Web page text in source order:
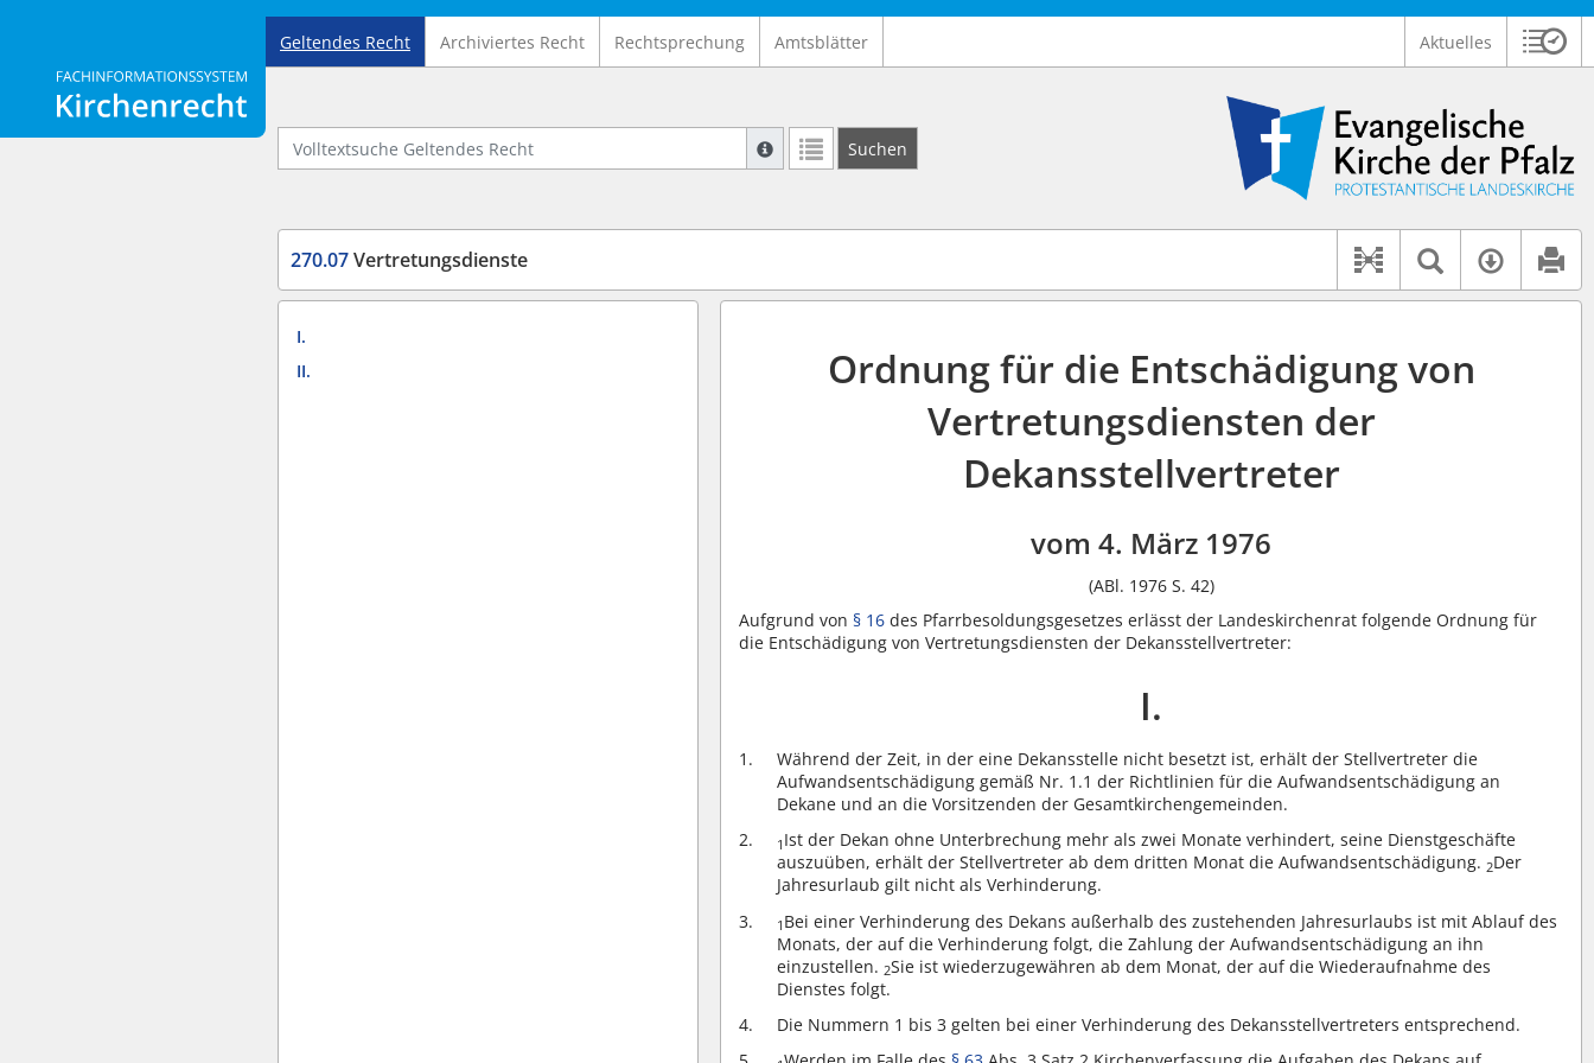
Logo Fachinformationssystem Kirchenrecht
Geltendes Recht Archiviertes Recht Rechtsprechung Amtsblätter Aktuelles
Volltextsuche Geltendes Recht
Suche mit Platzhalter "*", Bsp. Pfarrer*, findet auch: "Pfarrerinitiative" oder "Pfarrerausschuss".
Suchen
Logo Ev. Kirche der Pfalz
270.07Vertretungsdienste
Dokument-
Textsuche
I.
II.
Ordnung für die Entschädigung von
Vertretungsdiensten der
Dekansstellvertreter
vom 4. März 1976
(ABl. 1976 S. 42)
Aufgrund von § 16 des Pfarrbesoldungsgesetzes erlässt der Landeskirchenrat folgende Ordnung für
die Entschädigung von Vertretungsdiensten der Dekansstellvertreter:
I.
Während der Zeit, in der eine Dekansstelle nicht besetzt ist, erhält der Stellvertreter die
Aufwandsentschädigung gemäß Nr. 1.1 der Richtlinien für die Aufwandsentschädigung an
Dekane und an die Vorsitzenden der Gesamtkirchengemeinden.
1 Ist der Dekan ohne Unterbrechung mehr als zwei Monate verhindert, seine Dienstgeschäfte
auszuüben, erhält der Stellvertreter ab dem dritten Monat die Aufwandsentschädigung. 2Der
Jahresurlaub gilt nicht als Verhinderung.
1 Bei einer Verhinderung des Dekans außerhalb des zustehenden Jahresurlaubs ist mit Ablauf des
Monats, der auf die Verhinderung folgt, die Zahlung der Aufwandsentschädigung an ihn
einzustellen. 2Sie ist wiederzugewähren ab dem Monat, der auf die Wiederaufnahme des
Dienstes folgt.
Die Nummern 1 bis 3 gelten bei einer Verhinderung des Dekansstellvertreters entsprechend.